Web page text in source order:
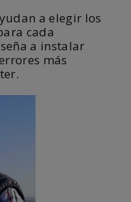
a elegir los
cada
a instalar
más